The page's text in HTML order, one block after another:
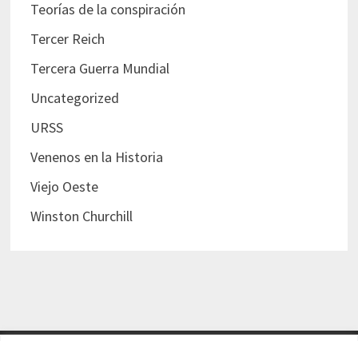
Teorías de la conspiración
Tercer Reich
Tercera Guerra Mundial
Uncategorized
URSS
Venenos en la Historia
Viejo Oeste
Winston Churchill